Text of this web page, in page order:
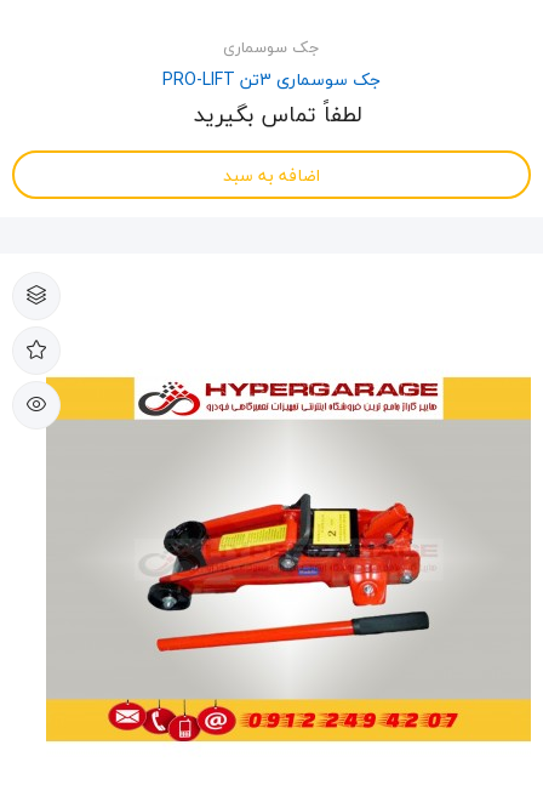
جک سوسماری
جک سوسماری 3تن PRO-LIFT
لطفاً تماس بگیرید
اضافه به سبد